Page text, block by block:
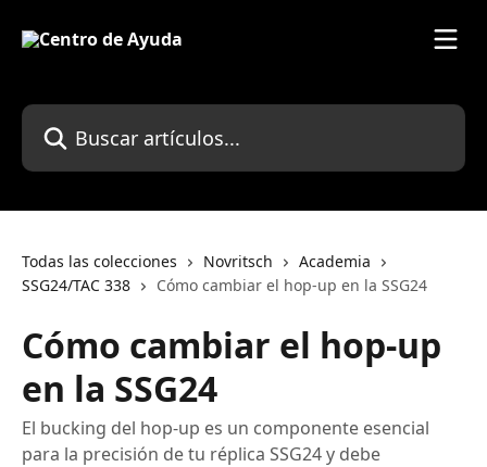
Buscar artículos...
Todas las colecciones Novritsch
Academia
SSG24/TAC 338
Cómo cambiar el hop-up en la SSG24
Cómo cambiar el hop-up
en la SSG24
El bucking del hop-up es un componente esencial
para la precisión de tu réplica SSG24 y debe